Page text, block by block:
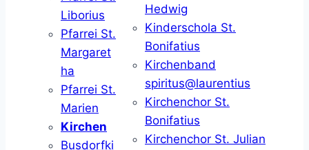
Liborius
Pfarrei St.
Margaret
ha
Pfarrei St.
Marien
Kirchen
Busdorfki
Hedwig
Kinderschola St.
Bonifatius
Kirchenband
spiritus@laurentius
Kirchenchor St.
Bonifatius
Kirchenchor St. Julian